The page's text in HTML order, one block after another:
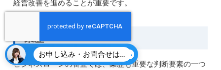
経営改善を進めることが重要です。
業歴
ビジネスローンの審査では、業歴も重要な判断要素の一つ
お申し込み・お問合せはこちら